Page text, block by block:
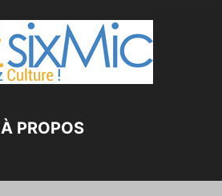
À PROPOS